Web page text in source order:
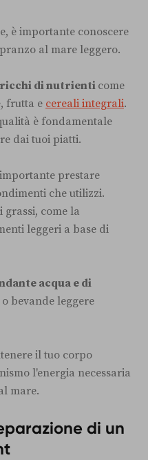
è importante conoscere
al mare leggero.
di nutrienti come
frutta e cereali integrali.
è fondamentale
dai tuoi piatti.
prestare
che utilizzi.
grassi, come la
leggeri a base di
acqua e di
o bevande leggere
il tuo corpo
l'energia necessaria
mare.
di un